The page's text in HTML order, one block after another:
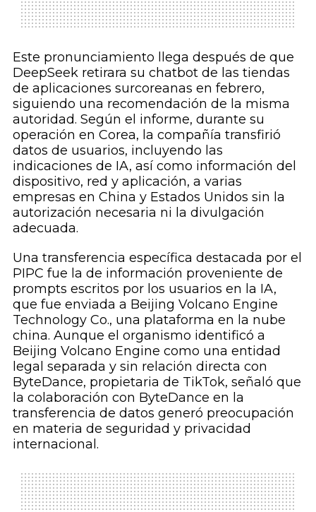
Este pronunciamiento llega después de que
DeepSeek retirara su chatbot de las tiendas
de aplicaciones surcoreanas en febrero,
siguiendo una recomendación de la misma
autoridad. Según el informe, durante su
operación en Corea, la compañía transfirió
datos de usuarios, incluyendo las
indicaciones de IA, así como información del
dispositivo, red y aplicación, a varias
empresas en China y Estados Unidos sin la
autorización necesaria ni la divulgación
adecuada.
Una transferencia específica destacada por el
PIPC fue la de información proveniente de
prompts escritos por los usuarios en la IA,
que fue enviada a Beijing Volcano Engine
Technology Co., una plataforma en la nube
china. Aunque el organismo identificó a
Beijing Volcano Engine como una entidad
legal separada y sin relación directa con
ByteDance, propietaria de TikTok, señaló que
la colaboración con ByteDance en la
transferencia de datos generó preocupación
en materia de seguridad y privacidad
internacional.